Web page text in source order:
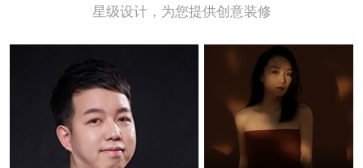
星级设计，为您提供创意装修